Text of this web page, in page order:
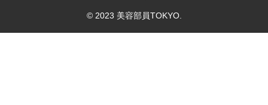
© 2023 美容部員TOKYO.